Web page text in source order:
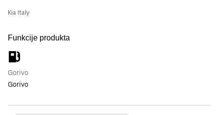
Kia Italy
Funkcije produkta
Gorivo
Gorivo